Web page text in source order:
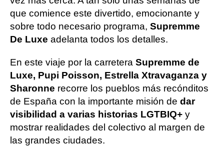
que comience este divertido, emocionante y
sobre todo necesario programa, Supremme
De Luxe adelanta todos los detalles.
En este viaje por la carretera Supremme de
Luxe, Pupi Poisson, Estrella Xtravaganza y
Sharonne recorre los pueblos más recónditos
de España con la importante misión de dar
visibilidad a varias historias LGTBIQ+ y
mostrar realidades del colectivo al margen de
las grandes ciudades.